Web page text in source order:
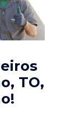
TO,